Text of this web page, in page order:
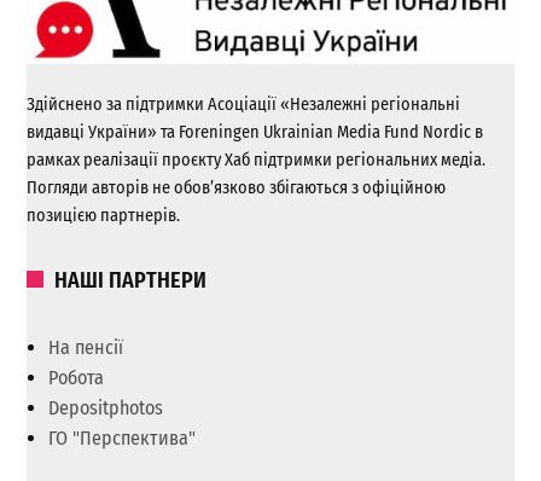
Здійснено за підтримки Асоціації «Незалежні регіональні
видавці України» та Foreningen Ukrainian Media Fund Nordic в
рамках реалізації проєкту Хаб підтримки регіональних медіа.
Погляди авторів не обов’язково збігаються з офіційною
позицією партнерів.
НАШІ ПАРТНЕРИ
На пенсії
Робота
Depositphotos
ГО "Перспектива"